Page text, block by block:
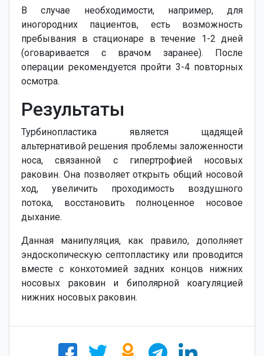
В случае необходимости, например, для
иногородних пациентов, есть возможность
пребывания в стационаре в течение 1-2 дней
(оговаривается с врачом заранее). После
операции рекомендуется пройти 3-4 повторных
осмотра.
Результаты
Турбинопластика является щадящей
альтернативой решения проблемы заложенности
носа, связанной с гипертрофией носовых
раковин. Она позволяет открыть общий носовой
ход, увеличить проходимость воздушного
потока, восстановить полноценное носовое
дыхание.
Данная манипуляция, как правило, дополняет
эндоскопическую септопластику или проводится
вместе с конхотомией задних концов нижних
носовых раковин и биполярной коагуляцией
нижних носовых раковин.